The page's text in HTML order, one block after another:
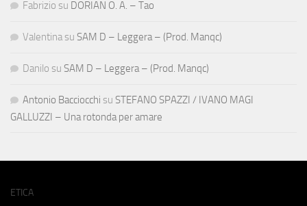
Fabrizio su DORIAN O. A. – Tao
Valentina su SAM D – Leggera – (Prod. Manqc)
Danilo su SAM D – Leggera – (Prod. Manqc)
Antonio Bacciocchi su STEFANO SPAZZI / IVANO MAGI
GALLUZZI – Una rotonda per amare
ETICA